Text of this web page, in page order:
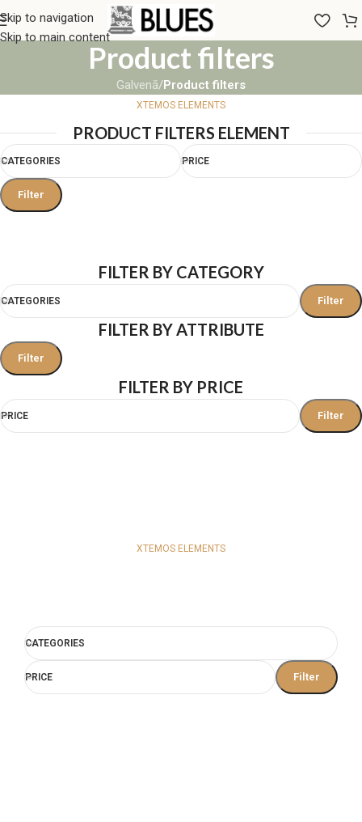
Skip to navigation
Skip to main content
Product filters
Galvenā/Product filters
XTEMOS ELEMENTS
PRODUCT FILTERS ELEMENT
CATEGORIES PRICE
Filter
FILTER BY CATEGORY
CATEGORIES Filter
FILTER BY ATTRIBUTE
Filter
FILTER BY PRICE
PRICE Filter
XTEMOS ELEMENTS
CATEGORIES
PRICE Filter